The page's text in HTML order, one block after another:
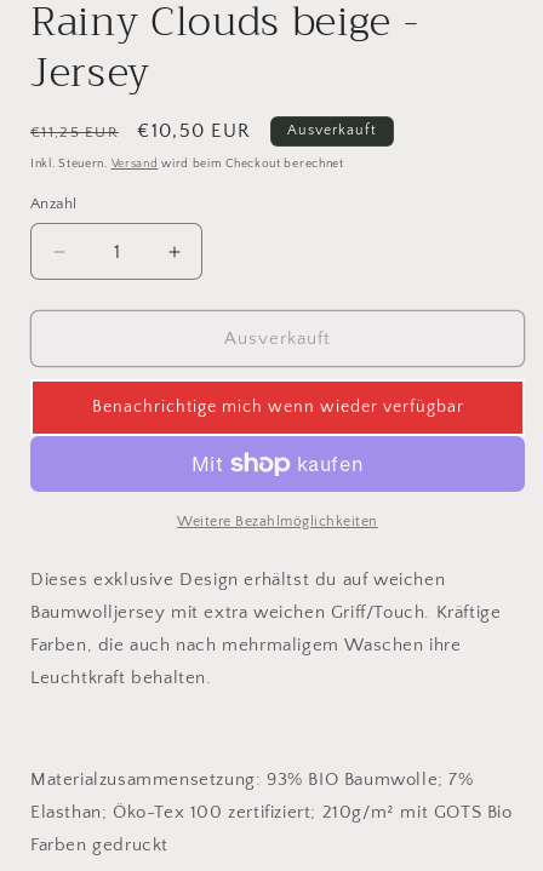
Rainy Clouds beige -
Jersey
Normaler
Preis
€11,25 EUR Verkaufspreis
€10,50 EUR Ausverkauft
Inkl. Steuern. Versand wird beim Checkout berechnet
Anzahl
Verringere
die
Menge
Rainy
Clouds
beige
-
Erhöhe
die
Menge
Rainy
Clouds
beige
-
Jersey
Ausverkauft
Benachrichtige mich wenn wieder verfügbar
Weitere Bezahlmöglichkeiten
Dieses exklusive Design erhältst du auf weichen
Baumwolljersey mit extra weichen Griff/Touch. Kräftige
Farben, die auch nach mehrmaligem Waschen ihre
Leuchtkraft behalten.
Materialzusammensetzung: 93% BIO Baumwolle; 7%
Elasthan; Öko-Tex 100 zertifiziert; 210g/m² mit GOTS Bio
Farben gedruckt